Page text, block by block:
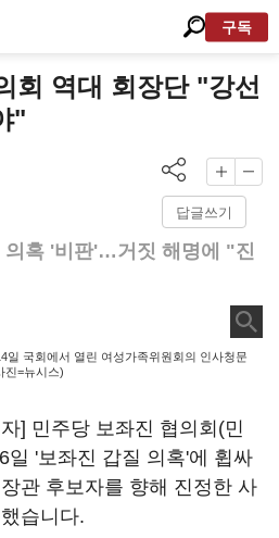
구독
회 역대 회장단 "강선
"
답글쓰기
의혹 '비판'…거짓 해명에 "진
일 국회에서 열린 여성가족위원회의 인사청문
진=뉴시스)
] 민주당 보좌진 협의회(민
일 '보좌진 갑질 의혹'에 휩싸
관 후보자를 향해 진정한 사
습니다.